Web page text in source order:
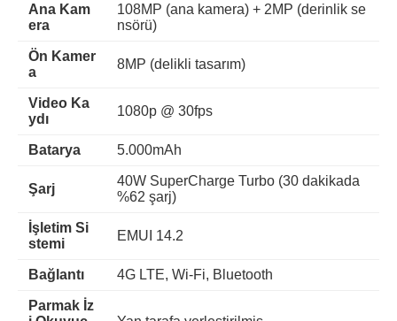
Ana Kam
era
108MP (ana kamera) + 2MP (derinlik se
nsörü)
Ön Kamer
a
8MP (delikli tasarım)
Video Ka
ydı
1080p @ 30fps
Batarya 5.000mAh
Şarj
40W SuperCharge Turbo (30 dakikada
%62 şarj)
İşletim Si
stemi
EMUI 14.2
Bağlantı 4G LTE, Wi-Fi, Bluetooth
Parmak İz